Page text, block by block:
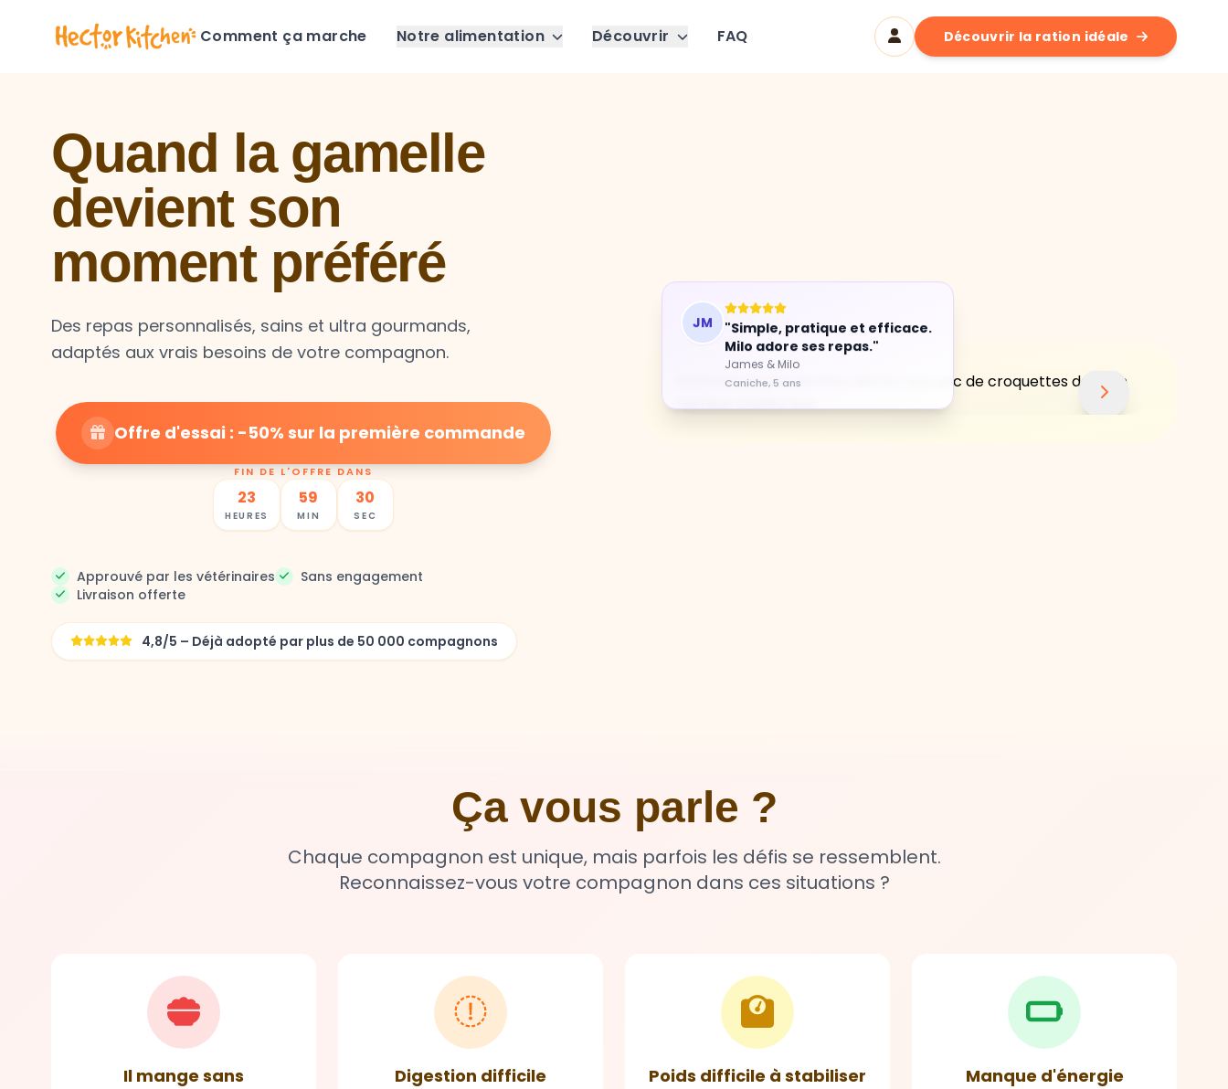
Comment ça marche Notre alimentation Découvrir FAQ Découvrir la ration idéale
Quand la gamelle
devient son
moment préféré
Des repas personnalisés, sains et ultra gourmands,
adaptés aux vrais besoins de votre compagnon.
Offre d'essai : -50% sur la première commande
FIN DE L'OFFRE DANS
23
HEURES
59
MIN
27
SEC
Approuvé par les vétérinaires
Sans engagement
Livraison offerte
4,8/5 – Déjà adopté par plus de 50 000 compagnons
JM
"Simple, pratique et efficace.
Milo adore ses repas."
James & Milo
Ça vous parle ?
Chaque compagnon est unique, mais parfois les défis se ressemblent.
Reconnaissez-vous votre compagnon dans ces situations ?
Il mange sans
Digestion difficile Poids difficile à stabiliser Manque d'énergie